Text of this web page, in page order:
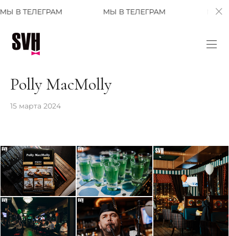
МЫ В ТЕЛЕГРАМ МЫ В
Polly MacMolly
15 марта 2024